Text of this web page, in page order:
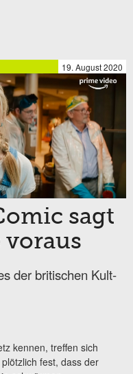
19. August 2020
sagt
voraus
der britischen Kult-
kennen, treffen sich
fest, dass der